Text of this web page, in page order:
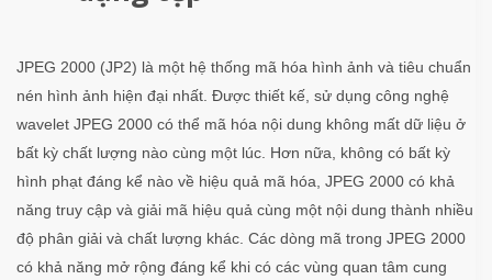
JPEG 2000 (JP2) là một hệ thống mã hóa hình ảnh và tiêu chuẩn
nén hình ảnh hiện đại nhất. Được thiết kế, sử dụng công nghệ
wavelet JPEG 2000 có thể mã hóa nội dung không mất dữ liệu ở
bất kỳ chất lượng nào cùng một lúc. Hơn nữa, không có bất kỳ
hình phạt đáng kể nào về hiệu quả mã hóa, JPEG 2000 có khả
năng truy cập và giải mã hiệu quả cùng một nội dung thành nhiều
độ phân giải và chất lượng khác. Các dòng mã trong JPEG 2000
có khả năng mở rộng đáng kể khi có các vùng quan tâm cung